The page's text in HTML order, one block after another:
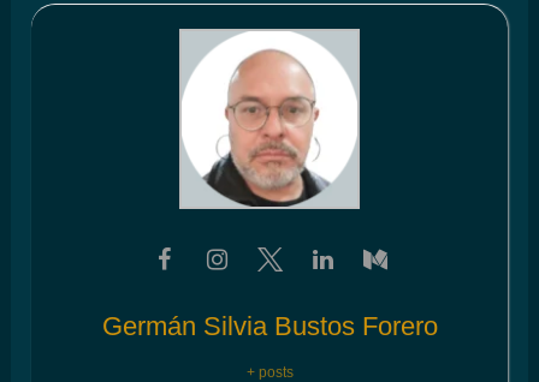
Germán Silvia Bustos Forero
+ posts